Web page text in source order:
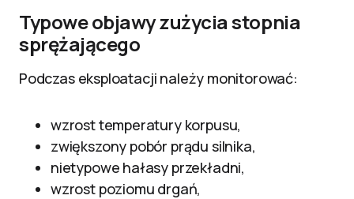
Typowe objawy zużycia stopnia
sprężającego
Podczas eksploatacji należy monitorować:
wzrost temperatury korpusu,
zwiększony pobór prądu silnika,
nietypowe hałasy przekładni,
wzrost poziomu drgań,